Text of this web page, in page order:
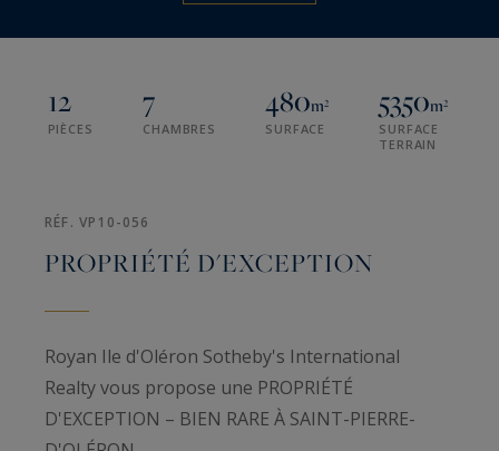
12
PIÈCES
7
CHAMBRES
480m²
SURFACE
5350m²
SURFACE
TERRAIN
RÉF. VP10-056
PROPRIÉTÉ D'EXCEPTION
Royan Ile d'Oléron Sotheby's International
Realty vous propose une PROPRIÉTÉ
D'EXCEPTION – BIEN RARE À SAINT-PIERRE-